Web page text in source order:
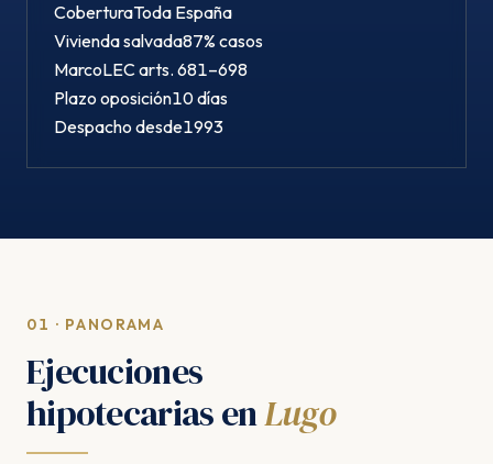
CoberturaToda España
Vivienda salvada87% casos
MarcoLEC arts. 681–698
Plazo oposición10 días
Despacho desde1993
01 · PANORAMA
Ejecuciones
hipotecarias enLugo